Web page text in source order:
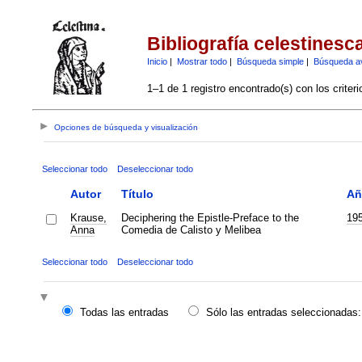
Bibliografía
Inicio| Mostrar todo| Búsqueda simple| Búsqueda
1–1 de 1 registro encontrado(s) con los
Opciones de búsqueda y visualización
Seleccionar todo Deseleccionar todo
Autor Título
Krause,
Anna
Deciphering the Epistle-Preface to the
Comedia de Calisto y Melibea
Seleccionar todo Deseleccionar todo
Todas las entradas
Sólo las entradas seleccionadas: